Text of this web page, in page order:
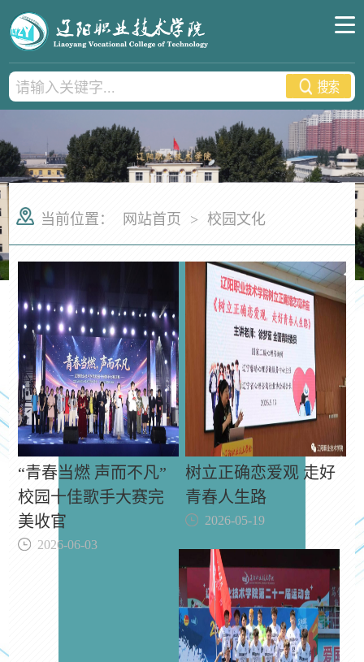
当前位置： 网站首页 > 校园文化
“青春当燃 声而不凡”
校园十佳歌手大赛完
美收官
2026-06-03
树立正确恋爱观 走好
青春人生路
2026-05-19